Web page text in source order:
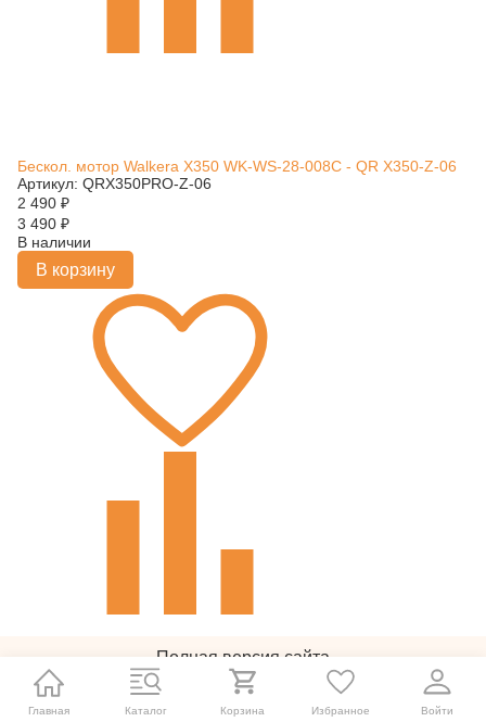
Бескол. мотор Walkera X350 WK-WS-28-008C - QR X350-Z-06
Артикул: QRX350PRO-Z-06
2 490 ₽
3 490 ₽
В наличии
В корзину
Полная версия сайта
© 2011-2026
Главная Каталог Корзина Избранное Войти